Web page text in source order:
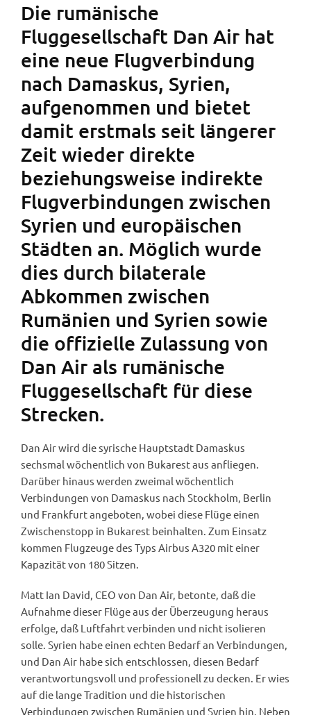
Die rumänische
Fluggesellschaft Dan Air hat
eine neue Flugverbindung
nach Damaskus, Syrien,
aufgenommen und bietet
damit erstmals seit längerer
Zeit wieder direkte
beziehungsweise indirekte
Flugverbindungen zwischen
Syrien und europäischen
Städten an. Möglich wurde
dies durch bilaterale
Abkommen zwischen
Rumänien und Syrien sowie
die offizielle Zulassung von
Dan Air als rumänische
Fluggesellschaft für diese
Strecken.
Dan Air wird die syrische Hauptstadt Damaskus
sechsmal wöchentlich von Bukarest aus anfliegen.
Darüber hinaus werden zweimal wöchentlich
Verbindungen von Damaskus nach Stockholm, Berlin
und Frankfurt angeboten, wobei diese Flüge einen
Zwischenstopp in Bukarest beinhalten. Zum Einsatz
kommen Flugzeuge des Typs Airbus A320 mit einer
Kapazität von 180 Sitzen.
Matt Ian David, CEO von Dan Air, betonte, daß die
Aufnahme dieser Flüge aus der Überzeugung heraus
erfolge, daß Luftfahrt verbinden und nicht isolieren
solle. Syrien habe einen echten Bedarf an Verbindungen,
und Dan Air habe sich entschlossen, diesen Bedarf
verantwortungsvoll und professionell zu decken. Er wies
auf die lange Tradition und die historischen
Verbindungen zwischen Rumänien und Syrien hin. Neben